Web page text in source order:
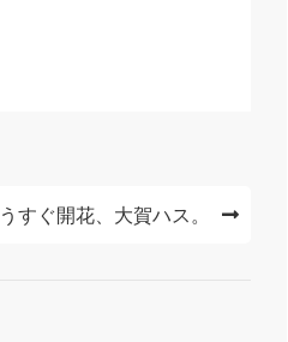
すぐ開花、大賀ハス。